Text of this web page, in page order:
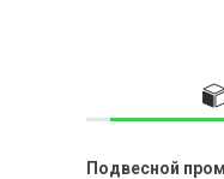
Подвесной